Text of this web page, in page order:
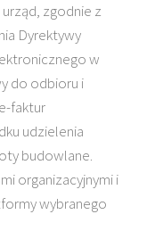
zgodnie z
Dyrektywy
w
do odbioru i
faktur
udzielenia
budowlane.
organizacyjnymi i
wybranego